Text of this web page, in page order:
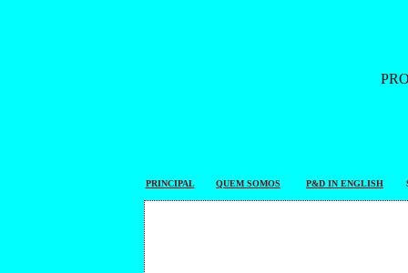
PRINCIPAL QUEM SOMOS P&D IN ENGLISH